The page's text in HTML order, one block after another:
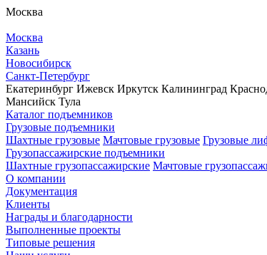
Москва
Москва
Казань
Новосибирск
Санкт-Петербург
Екатеринбург Ижевск Иркутск Калининград
Мансийск Тула
Каталог подъемников
Грузовые подъемники
Шахтные грузовые Мачтовые грузовые Грузовые
Грузопассажирские подъемники
Шахтные грузопассажирские Мачтовые
О компании
Документация
Клиенты
Награды и благодарности
Выполненные проекты
Типовые решения